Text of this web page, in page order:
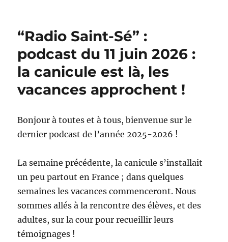
“Radio Saint-Sé” :
podcast du 11 juin 2026 :
la canicule est là, les
vacances approchent !
Bonjour à toutes et à tous, bienvenue sur le
dernier podcast de l’année 2025-2026 !
La semaine précédente, la canicule s’installait
un peu partout en France ; dans quelques
semaines les vacances commenceront. Nous
sommes allés à la rencontre des élèves, et des
adultes, sur la cour pour recueillir leurs
témoignages !